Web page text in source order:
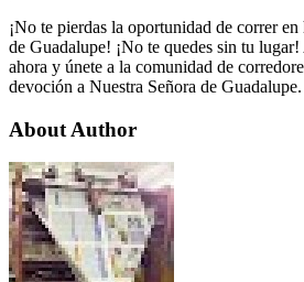
¡No te pierdas la oportunidad de correr
de Guadalupe! ¡No te quedes sin tu
ahora y únete a la comunidad de
devoción a Nuestra Señora de Guadalupe.
About Author